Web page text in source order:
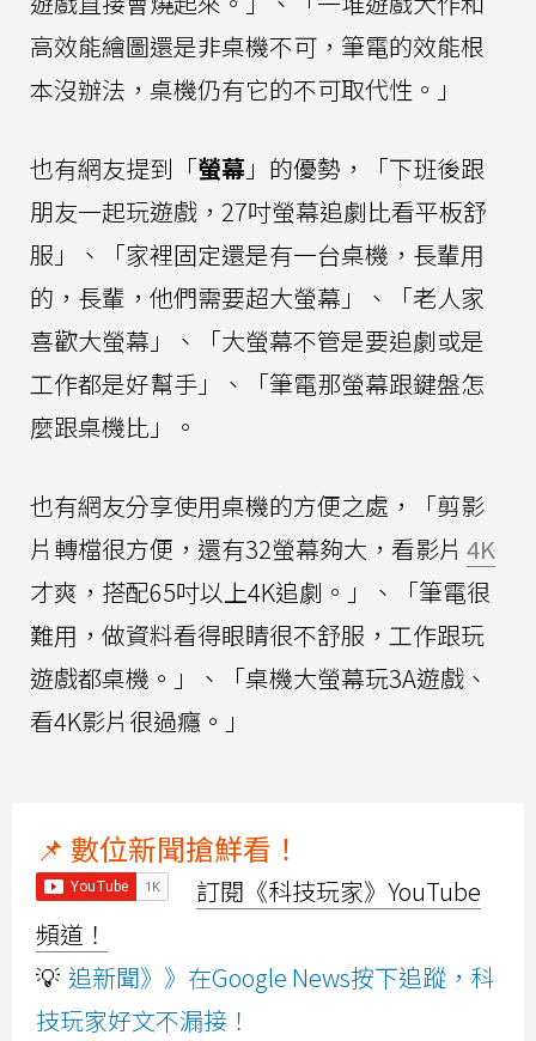
高效能繪圖還是非桌機不可，筆電的效能根
本沒辦法，桌機仍有它的不可取代性。」
也有網友提到「螢幕 」的優勢，「下班後跟
朋友一起玩遊戲，27吋螢幕追劇比看平板舒
服」、「家裡固定還是有一台桌機，長輩用
的，長輩，他們需要超大螢幕」、「老人家
喜歡大螢幕」、「大螢幕不管是要追劇或是
工作都是好幫手」、「筆電那螢幕跟鍵盤怎
麼跟桌機比」。
也有網友分享使用桌機的方便之處，「剪影
片轉檔很方便，還有32螢幕夠大，看影片 4K
才爽，搭配65吋以上4K追劇。」、「筆電很
難用，做資料看得眼睛很不舒服，工作跟玩
遊戲都桌機。」、「桌機大螢幕玩3A遊戲、
看4K影片很過癮。」
📌 數位新聞搶鮮看！
訂閱《科技玩家》YouTube
頻道！
💡 追新聞》》在Google News按下追蹤，科
技玩家好文不漏接！